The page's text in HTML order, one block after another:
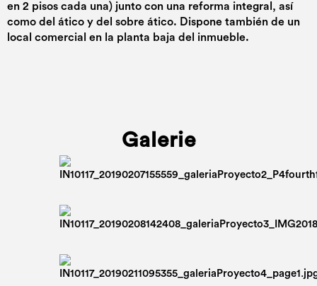
en 2 pisos cada una) junto con una reforma integral, así
como del ático y del sobre ático. Dispone también de un
local comercial en la planta baja del inmueble.
Galerie